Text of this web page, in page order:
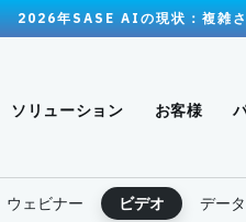
2026年SASE AIの現状：複雑さ
ソリューション お客様
ウェビナー ビデオ デー